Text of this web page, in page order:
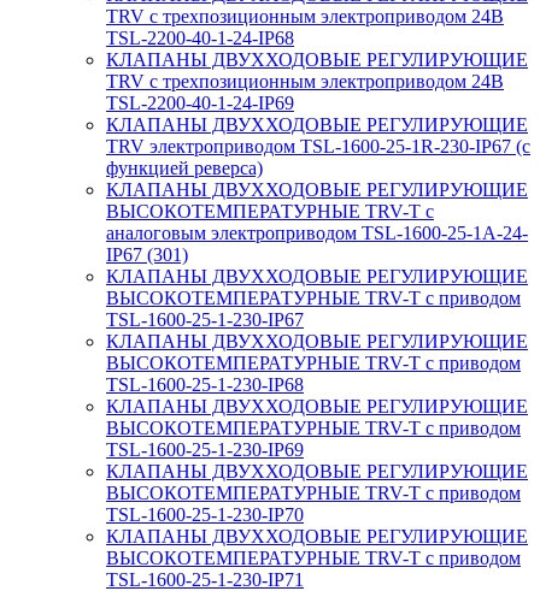
TRV с трехпозиционным электроприводом 24В
TSL-2200-40-1-24-IP68
КЛАПАНЫ ДВУХХОДОВЫЕ РЕГУЛИРУЮЩИЕ
TRV с трехпозиционным электроприводом 24В
TSL-2200-40-1-24-IP69
КЛАПАНЫ ДВУХХОДОВЫЕ РЕГУЛИРУЮЩИЕ
TRV электроприводом TSL-1600-25-1R-230-IP67 (с
функцией реверса)
КЛАПАНЫ ДВУХХОДОВЫЕ РЕГУЛИРУЮЩИЕ
ВЫСОКОТЕМПЕРАТУРНЫЕ TRV-T с
аналоговым электроприводом TSL-1600-25-1А-24-
IP67 (301)
КЛАПАНЫ ДВУХХОДОВЫЕ РЕГУЛИРУЮЩИЕ
ВЫСОКОТЕМПЕРАТУРНЫЕ TRV-T с приводом
TSL-1600-25-1-230-IP67
КЛАПАНЫ ДВУХХОДОВЫЕ РЕГУЛИРУЮЩИЕ
ВЫСОКОТЕМПЕРАТУРНЫЕ TRV-T с приводом
TSL-1600-25-1-230-IP68
КЛАПАНЫ ДВУХХОДОВЫЕ РЕГУЛИРУЮЩИЕ
ВЫСОКОТЕМПЕРАТУРНЫЕ TRV-T с приводом
TSL-1600-25-1-230-IP69
КЛАПАНЫ ДВУХХОДОВЫЕ РЕГУЛИРУЮЩИЕ
ВЫСОКОТЕМПЕРАТУРНЫЕ TRV-T с приводом
TSL-1600-25-1-230-IP70
КЛАПАНЫ ДВУХХОДОВЫЕ РЕГУЛИРУЮЩИЕ
ВЫСОКОТЕМПЕРАТУРНЫЕ TRV-T с приводом
TSL-1600-25-1-230-IP71